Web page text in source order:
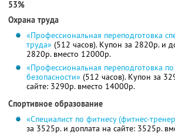
53%
Охрана труда
«Профессиональная переподготовка
труда» (512 часов). Купон за 2820р. и
2820р. вместо 12000р.
«Профессиональная переподготовка
безопасности» (512 часов). Купон за
сайте: 3290р. вместо 14000р.
Спортивное образование
«Специалист по фитнесу (фитнес-
за 3525р. и доплата на сайте: 3525р.